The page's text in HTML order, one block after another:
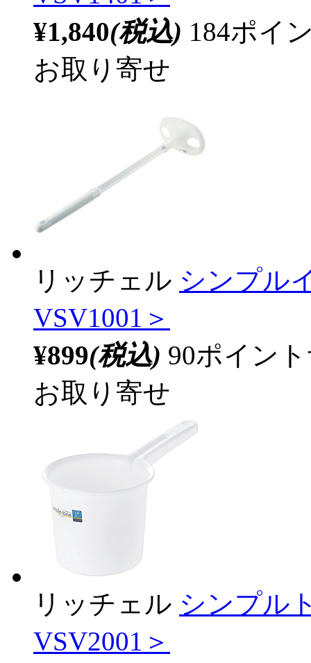
¥1,840(税込) 184ポイ
お取り寄せ
リッチェル シンプル
VSV1001＞
¥899(税込) 90ポイン
お取り寄せ
リッチェル シンプル
VSV2001＞